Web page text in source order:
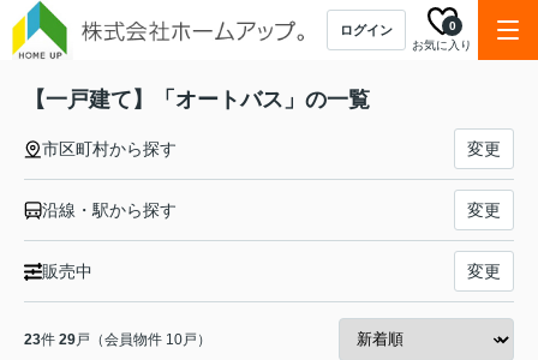
ログイン
お気に入り
0
【一戸建て】「オートバス」の一覧
市区町村から探す 変更
沿線・駅から探す 変更
販売中 変更
23件 29戸（会員物件 10戸）